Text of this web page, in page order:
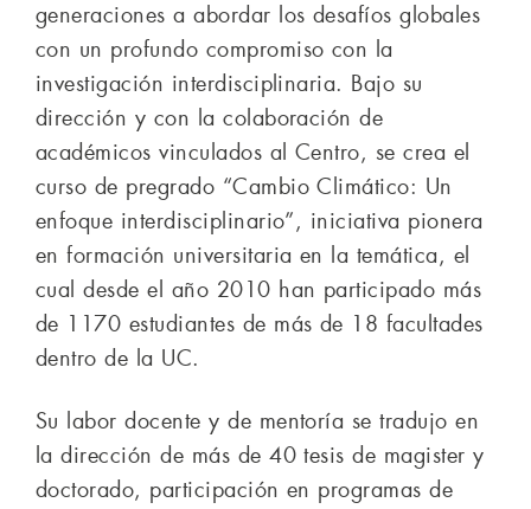
generaciones a abordar los desafíos globales
con un profundo compromiso con la
investigación interdisciplinaria. Bajo su
dirección y con la colaboración de
académicos vinculados al Centro, se crea el
curso de pregrado “Cambio Climático: Un
enfoque interdisciplinario”, iniciativa pionera
en formación universitaria en la temática, el
cual desde el año 2010 han participado más
de 1170 estudiantes de más de 18 facultades
dentro de la UC.
Su labor docente y de mentoría se tradujo en
la dirección de más de 40 tesis de magister y
doctorado, participación en programas de